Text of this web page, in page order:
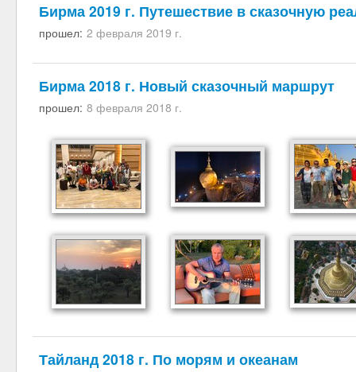
Бирма 2019 г. Путешествие в сказочную
прошел: 2 февраля 2019 г.
Бирма 2018 г. Новый сказочный маршрут
прошел: 8 февраля 2018 г.
Тайланд 2018 г. По морям и океанам